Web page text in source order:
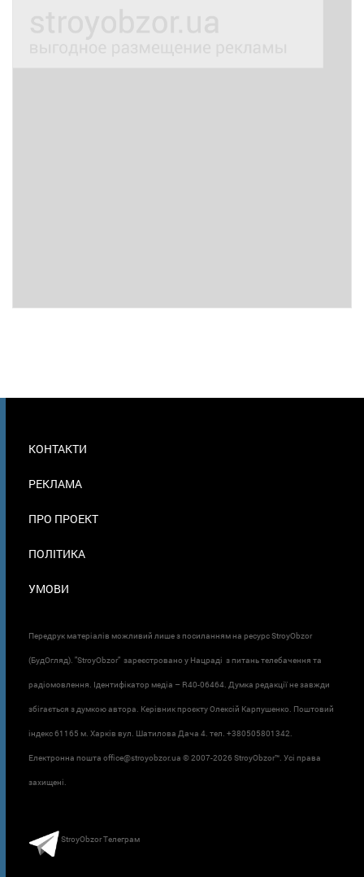
В
КОНТАКТИ
РЕКЛАМА
ПРО ПРОЕКТ
ПОЛІТИКА
УМОВИ
Передрук матеріалів можливий лише з посиланням на ресурс StroyObzor
(БудОгляд). "StroyObzor" зареєстровано у Нацраді з питань телебачення та
радіомовлення. Ідентифікатор медіа – R40-06464. Думка редакції не завжди
збігається з думкою автора. Керівник проєкту Олексій Карпушенко. Поштовий
індекс 61165 м. Харків вул. Шатилова Дача 4. тел. +380505801342.
Електронна пошта office@stroyobzor.ua © 2007-2026 StroyObzor™. Усі права
захищені.
StroyObzor Телеграм